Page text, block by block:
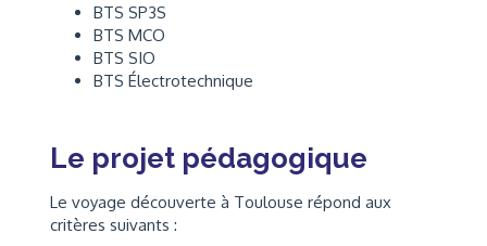
BTS SP3S
BTS MCO
BTS SIO
BTS Électrotechnique
Le projet pédagogique
Le voyage découverte à Toulouse répond aux
critères suivants :